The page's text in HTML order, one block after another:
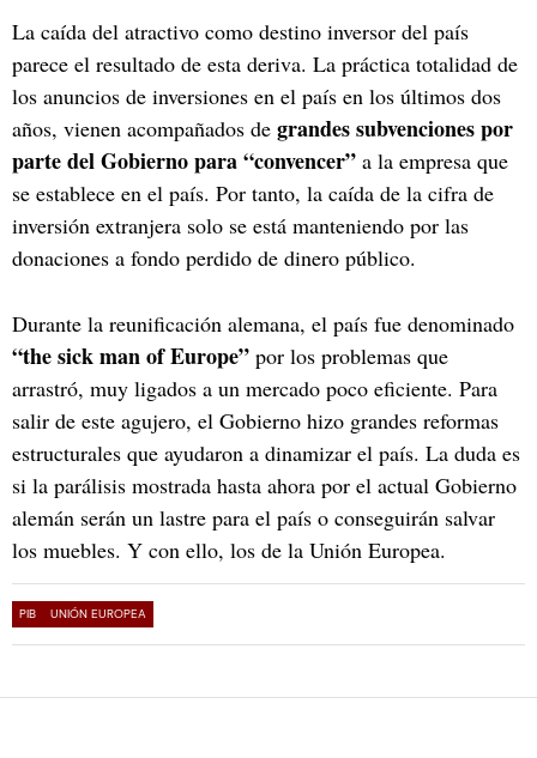
La caída del atractivo como destino inversor del país
parece el resultado de esta deriva. La práctica totalidad de
los anuncios de inversiones en el país en los últimos dos
años, vienen acompañados de grandes subvenciones por
parte del Gobierno para “convencer” a la empresa que
se establece en el país. Por tanto, la caída de la cifra de
inversión extranjera solo se está manteniendo por las
donaciones a fondo perdido de dinero público.
Durante la reunificación alemana, el país fue denominado
“the sick man of Europe” por los problemas que
arrastró, muy ligados a un mercado poco eficiente. Para
salir de este agujero, el Gobierno hizo grandes reformas
estructurales que ayudaron a dinamizar el país. La duda es
si la parálisis mostrada hasta ahora por el actual Gobierno
alemán serán un lastre para el país o conseguirán salvar
los muebles. Y con ello, los de la Unión Europea.
PIB UNIÓN EUROPEA